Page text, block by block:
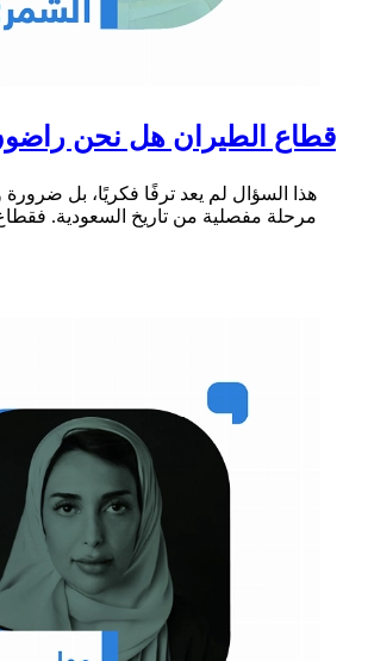
قطاع الطيران هل نحن
هذا السؤال لم يعد ترفًا فكريًا، بل
مرحلة مفصلية من تاريخ السعودية.